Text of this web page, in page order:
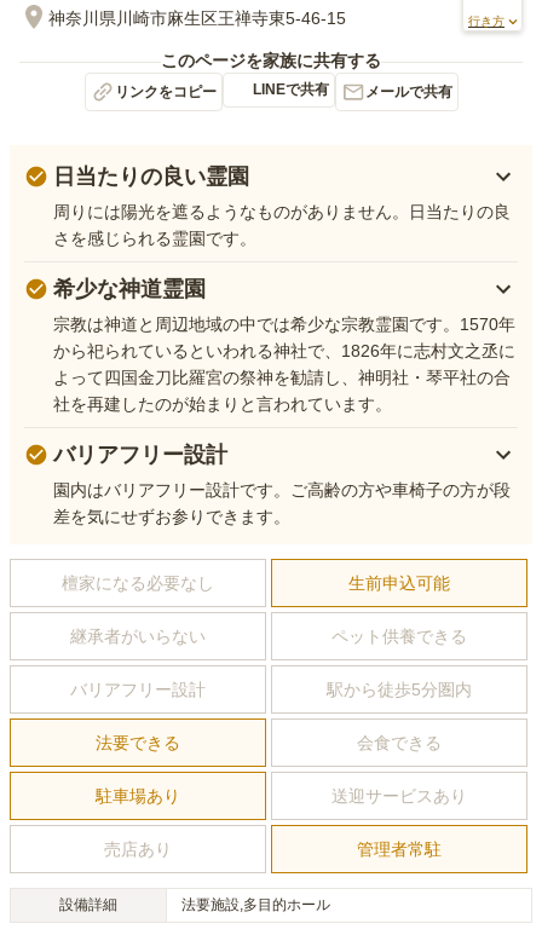
神奈川県川崎市麻生区王禅寺東5-46-15
行き方
このページを家族に共有する
リンクをコピー LINEで共有 メールで共有
日当たりの良い霊園
周りには陽光を遮るようなものがありません。日当たりの良
さを感じられる霊園です。
希少な神道霊園
宗教は神道と周辺地域の中では希少な宗教霊園です。1570年
から祀られているといわれる神社で、1826年に志村文之丞に
よって四国金刀比羅宮の祭神を勧請し、神明社・琴平社の合
社を再建したのが始まりと言われています。
バリアフリー設計
園内はバリアフリー設計です。ご高齢の方や車椅子の方が段
差を気にせずお参りできます。
檀家になる必要なし 生前申込可能
継承者がいらない ペット供養できる
バリアフリー設計 駅から徒歩5分圏内
法要できる 会食できる
駐車場あり 送迎サービスあり
売店あり 管理者常駐
設備詳細 法要施設,多目的ホール